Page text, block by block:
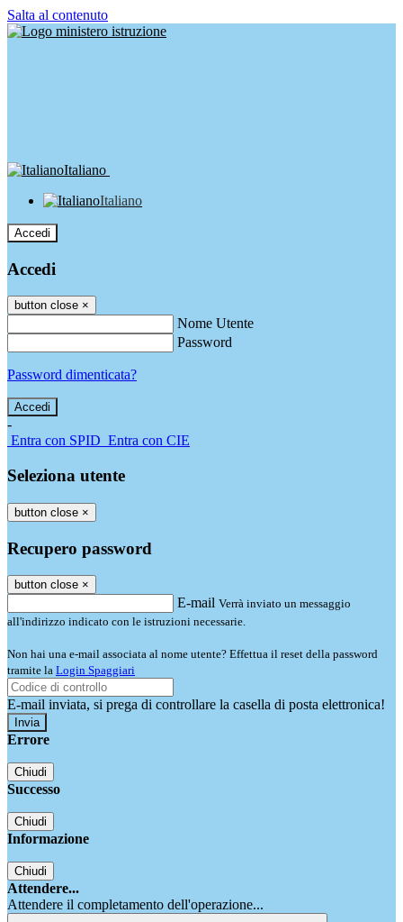
Salta al contenuto
Italiano
Italiano
Accedi
Accedi
button close ×
Nome Utente
Password
Password dimenticata?
-
Entra con SPID Entra con CIE
Seleziona utente
button close ×
Recupero password
button close ×
E-mail Verrà inviato un messaggio
all'indirizzo indicato con le istruzioni necessarie.
Non hai una e-mail associata al nome utente? Effettua il reset della password
tramite la Login Spaggiari
E-mail inviata, si prega di controllare la casella di posta elettronica!
Errore
Chiudi
Successo
Chiudi
Informazione
Chiudi
Attendere...
Attendere il completamento dell'operazione...